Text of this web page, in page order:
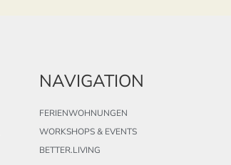
NAVIGATION
FERIENWOHNUNGEN
WORKSHOPS & EVENTS
BETTER.LIVING